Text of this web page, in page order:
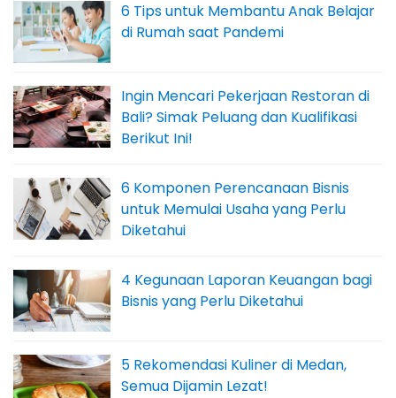
6 Tips untuk Membantu Anak Belajar
di Rumah saat Pandemi
Ingin Mencari Pekerjaan Restoran di
Bali? Simak Peluang dan Kualifikasi
Berikut Ini!
6 Komponen Perencanaan Bisnis
untuk Memulai Usaha yang Perlu
Diketahui
4 Kegunaan Laporan Keuangan bagi
Bisnis yang Perlu Diketahui
5 Rekomendasi Kuliner di Medan,
Semua Dijamin Lezat!